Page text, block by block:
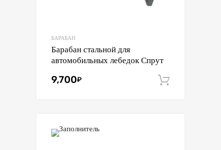
БАРАБАН
Барабан стальной для
автомобильных лебедок Спрут
9,700₽